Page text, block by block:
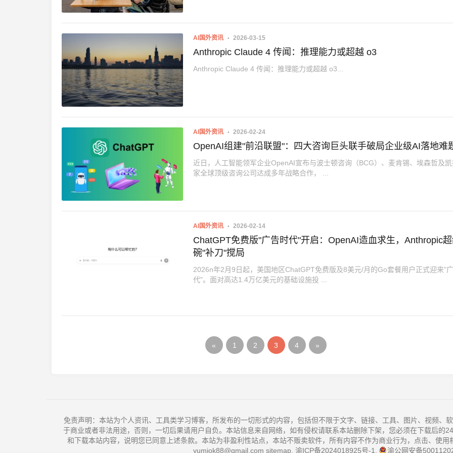
AI国外资讯 2026-03-15
Anthropic Claude 4 传闻：推理能力或超越 o3
Anthropic Claude 4 传闻：推理能力或超越 o3...
AI国外资讯 2026-02-24
OpenAI组建"前沿联盟"：四大咨询巨头联手破局企业级AI落地难
近日，人工智能领军企业OpenAI宣布与波士顿咨询（BCG）、麦肯锡、埃森哲及凯
家全球顶级咨询公司达成多年战略合作， ...
AI国外资讯 2026-02-14
ChatGPT免费版"广告时代"开启：OpenAI造血求生，Anthropic
碗"补刀"搅局
2026n年2月9日起，美国地区ChatGPT免费版及8美元/月的Go套餐用户正式迎来"
代"。面对高达1.4万亿美元的基础设施投 ...
« 1 2 3 4 »
免责声明：本站为个人资讯、工具类学习博客，所发布的一切形式的内容，包括但不限于文字、链接、工具、图片、视频、
于商业或者非法用途，否则，一切后果请用户自负。本站信息来自网络，如有侵权请联系本站删除下架，您必须在下载后的
和下载本站内容，说明您已同意上述条款。本站为非盈利性站点，本站不贩卖软件，所有内容不作为商业行为，点击、使用
yumiok88@gmail.com sitemap 渝ICP备2024018925号-1 渝公网安备